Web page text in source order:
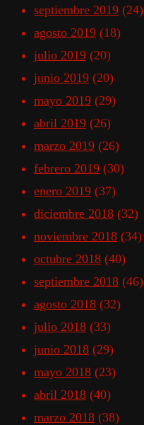
septiembre 2019 (24)
agosto 2019 (18)
julio 2019 (20)
junio 2019 (20)
mayo 2019 (29)
abril 2019 (26)
marzo 2019 (26)
febrero 2019 (30)
enero 2019 (37)
diciembre 2018 (32)
noviembre 2018 (34)
octubre 2018 (40)
septiembre 2018 (46)
agosto 2018 (32)
julio 2018 (33)
junio 2018 (29)
mayo 2018 (23)
abril 2018 (40)
marzo 2018 (38)